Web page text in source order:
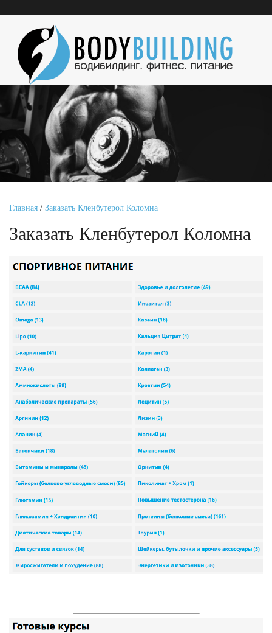
Главная / Заказать Кленбутерол Коломна
Заказать Кленбутерол Коломна